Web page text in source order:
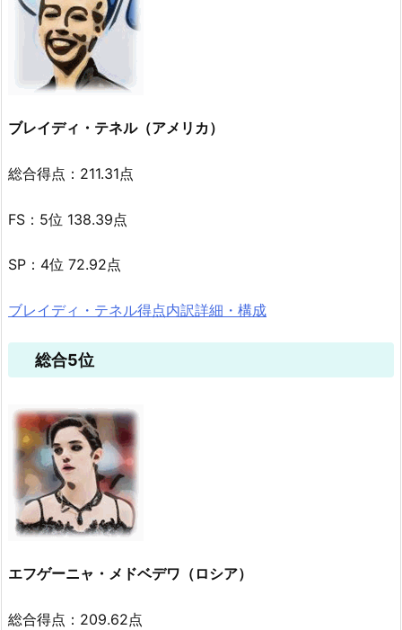
ブレイディ・テネル（アメリカ）
総合得点：211.31点
FS：5位 138.39点
SP：4位 72.92点
ブレイディ・テネル得点内訳詳細・構成
総合5位
エフゲーニャ・メドベデワ（ロシア）
総合得点：209.62点